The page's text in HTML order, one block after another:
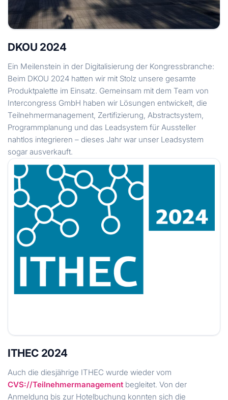
DKOU 2024
Ein Meilenstein in der Digitalisierung der Kongressbranche:
Beim DKOU 2024 hatten wir mit Stolz unsere gesamte
Produktpalette im Einsatz. Gemeinsam mit dem Team von
Intercongress GmbH haben wir Lösungen entwickelt, die
Teilnehmermanagement, Zertifizierung, Abstractsystem,
Programmplanung und das Leadsystem für Aussteller
nahtlos integrieren – dieses Jahr war unser Leadsystem
sogar ausverkauft.
ITHEC 2024
Auch die diesjährige ITHEC wurde wieder vom
CVS://Teilnehmermanagement begleitet. Von der
Anmeldung bis zur Hotelbuchung konnten sich die